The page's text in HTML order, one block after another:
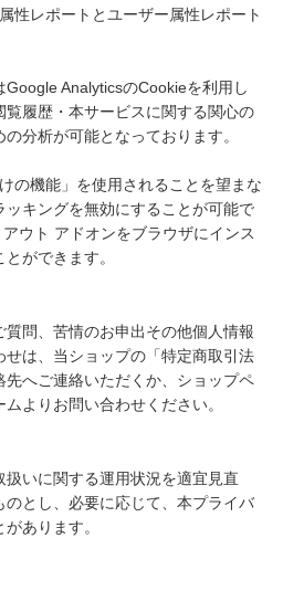
性レポートとユーザー属性レポート
AnalyticsのCookieを利用し
履歴・本サービスに関する関心の
分析が可能となっております。
の機能」を使用されることを望まな
キングを無効にすることが可能で
ウト アドオンをブラウザにインス
ができます。
問、苦情のお申出その他個人情報
は、当ショップの「特定商取引法
へご連絡いただくか、ショップペ
よりお問い合わせください。
いに関する運用状況を適宜見直
のとし、必要に応じて、本プライバ
あります。